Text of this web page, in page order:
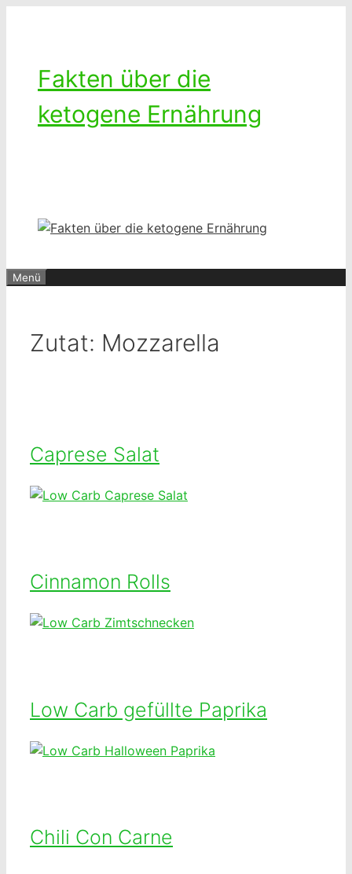
Fakten über die
ketogene Ernährung
Menü
Zutat: Mozzarella
Caprese Salat
Cinnamon Rolls
Low Carb gefüllte Paprika
Chili Con Carne